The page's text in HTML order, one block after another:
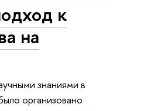
к
на
знаниями в
организовано